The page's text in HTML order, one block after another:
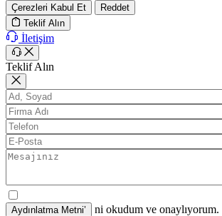
Çerezleri Kabul Et
Reddet
Teklif Alın
İletişim
Teklif Alın
ni okudum ve onaylıyorum.